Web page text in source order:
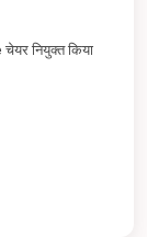
नियुक्त किया